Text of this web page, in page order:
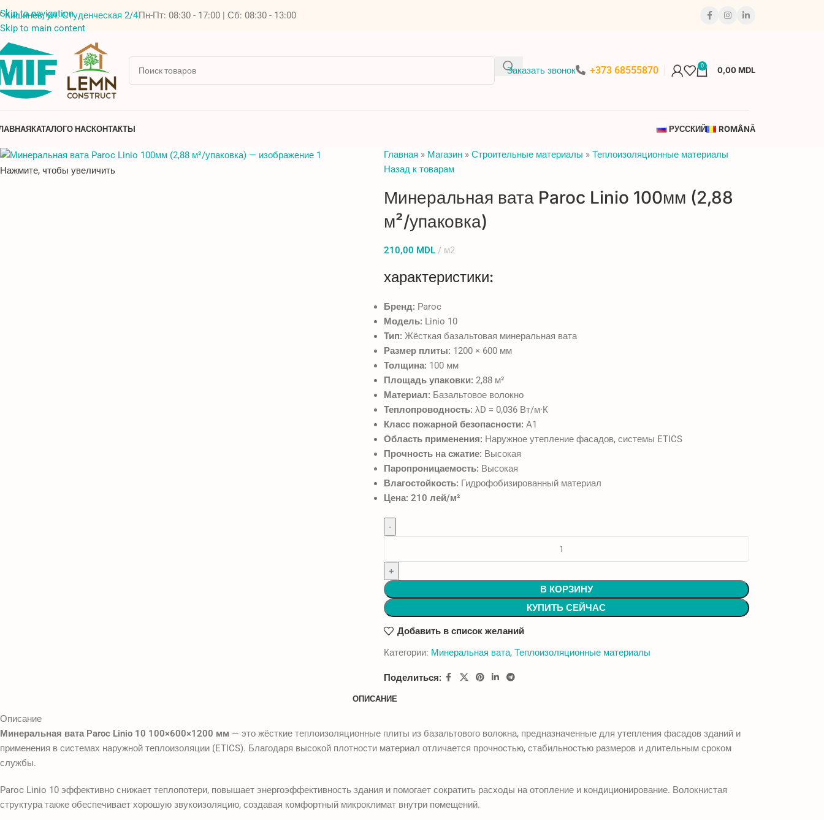
Skip to navigation
Skip to main content
Кишинев, ул. Студенческая 2/4Пн-Пт: 08:30 - 17:00 | Сб: 08:30 - 13:00
Заказать звонок +373 68555870 0 0,00MDL
КАТАЛОГО НАСКОНТАКТЫ РУССКИЙ ROMÂNĂ
Нажмите, чтобы увеличить
Главная » Магазин» Строительные материалы » Теплоизоляционные материалы
Назад к товарам
Минеральная вата Paroc Linio 100мм (2,88
м²/упаковка)
210,00 MDL м2
характеристики:
Бренд: Paroc
Модель: Linio 10
Тип: Жёсткая базальтовая минеральная вата
Размер плиты: 1200 × 600 мм
Толщина: 100 мм
Площадь упаковки: 2,88 м²
Материал: Базальтовое волокно
Теплопроводность: λD = 0,036 Вт/м·К
Класс пожарной безопасности: A1
Область применения: Наружное утепление фасадов, системы ETICS
Прочность на сжатие: Высокая
Паропроницаемость: Высокая
Влагостойкость: Гидрофобизированный материал
Цена: 210 лей/м²
В КОРЗИНУ
КУПИТЬ СЕЙЧАС
Добавить в список желаний
Категории: Минеральная вата, Теплоизоляционные материалы
Поделиться:
ОПИСАНИЕ
Описание
Минеральная вата Paroc Linio 10 100×600×1200 мм — это жёсткие теплоизоляционные плиты из базальтового волокна, предназначенные для утепления фасадов зданий и
применения в системах наружной теплоизоляции (ETICS). Благодаря высокой плотности материал отличается прочностью, стабильностью размеров и длительным сроком
службы.
Paroc Linio 10 эффективно снижает теплопотери, повышает энергоэффективность здания и помогает сократить расходы на отопление и кондиционирование. Волокнистая
структура также обеспечивает хорошую звукоизоляцию, создавая комфортный микроклимат внутри помещений.